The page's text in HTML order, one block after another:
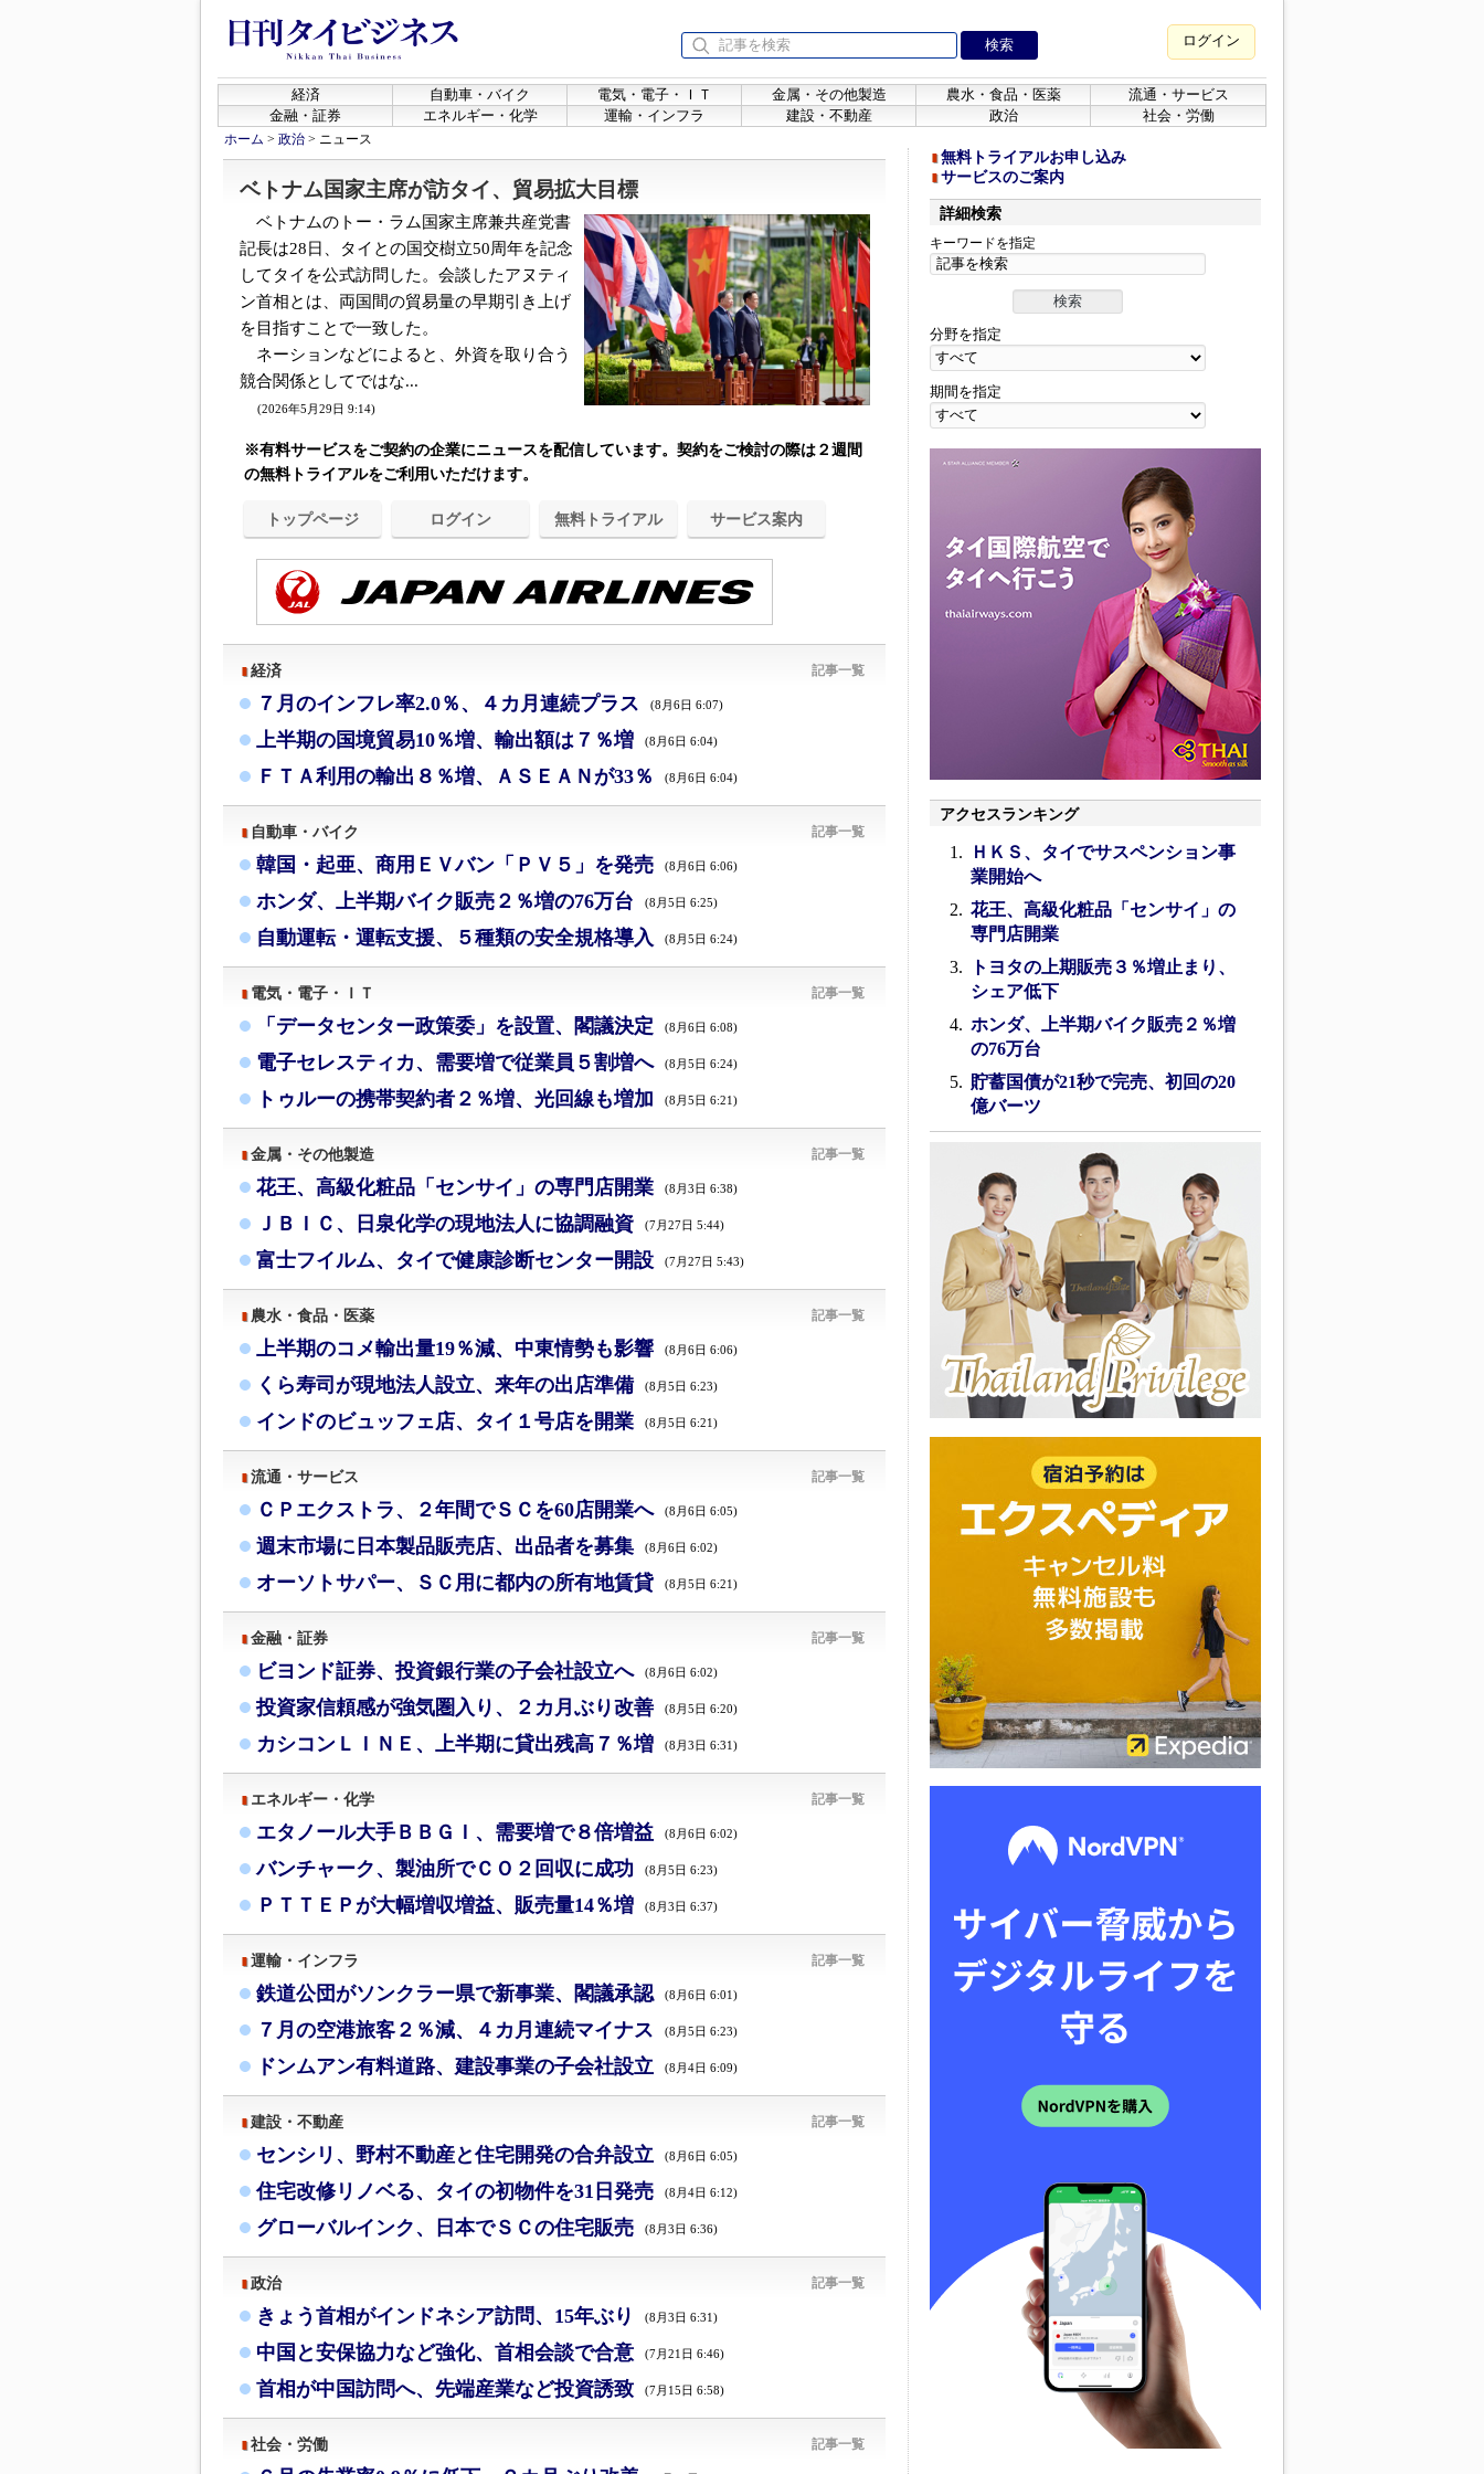
ログイン
経済 自動車・バイク 電気・電子・ＩＴ 金属・その他製造 農水・食品・医薬
流通・サービス
金融・証券
エネルギー・化学 運輸・インフラ 建設・不動産 政治 社会・労働
ホーム > 政治 > ニュース
ベトナム国家主席が訪タイ、貿易拡大目標
ベトナムのトー・ラム国家主席兼共産党書
記長は28日、タイとの国交樹立50周年を記念
してタイを公式訪問した。会談したアヌティ
ン首相とは、両国間の貿易量の早期引き上げ
を目指すことで一致した。
ネーションなどによると、外資を取り合う
競合関係としてではな...
(2026年5月29日 9:14)
※有料サービスをご契約の企業にニュースを配信しています。契約をご検討の際は２週間
の無料トライアルをご利用いただけます。
トップページ ログイン 無料トライアル サービス案内
経済 記事一覧
７月のインフレ率2.0％、４カ月連続プラス (8月6日 6:07)
上半期の国境貿易10％増、輸出額は７％増 (8月6日 6:04)
ＦＴＡ利用の輸出８％増、ＡＳＥＡＮが33％ (8月6日 6:04)
自動車・バイク 記事一覧
韓国・起亜、商用ＥＶバン「ＰＶ５」を発売 (8月6日 6:06)
ホンダ、上半期バイク販売２％増の76万台 (8月5日 6:25)
自動運転・運転支援、５種類の安全規格導入 (8月5日 6:24)
電気・電子・ＩＴ 記事一覧
「データセンター政策委」を設置、閣議決定 (8月6日 6:08)
電子セレスティカ、需要増で従業員５割増へ (8月5日 6:24)
トゥルーの携帯契約者２％増、光回線も増加 (8月5日 6:21)
金属・その他製造 記事一覧
花王、高級化粧品「センサイ」の専門店開業 (8月3日 6:38)
ＪＢＩＣ、日泉化学の現地法人に協調融資 (7月27日 5:44)
富士フイルム、タイで健康診断センター開設 (7月27日 5:43)
農水・食品・医薬 記事一覧
上半期のコメ輸出量19％減、中東情勢も影響 (8月6日 6:06)
くら寿司が現地法人設立、来年の出店準備 (8月5日 6:23)
インドのビュッフェ店、タイ１号店を開業 (8月5日 6:21)
流通・サービス 記事一覧
ＣＰエクストラ、２年間でＳＣを60店開業へ (8月6日 6:05)
週末市場に日本製品販売店、出品者を募集 (8月6日 6:02)
オーソトサパー、ＳＣ用に都内の所有地賃貸 (8月5日 6:21)
金融・証券 記事一覧
ビヨンド証券、投資銀行業の子会社設立へ (8月6日 6:02)
投資家信頼感が強気圏入り、２カ月ぶり改善 (8月5日 6:20)
カシコンＬＩＮＥ、上半期に貸出残高７％増 (8月3日 6:31)
エネルギー・化学 記事一覧
エタノール大手ＢＢＧＩ、需要増で８倍増益 (8月6日 6:02)
バンチャーク、製油所でＣＯ２回収に成功 (8月5日 6:23)
ＰＴＴＥＰが大幅増収増益、販売量14％増 (8月3日 6:37)
運輸・インフラ 記事一覧
鉄道公団がソンクラー県で新事業、閣議承認 (8月6日 6:01)
７月の空港旅客２％減、４カ月連続マイナス (8月5日 6:23)
ドンムアン有料道路、建設事業の子会社設立 (8月4日 6:09)
建設・不動産 記事一覧
センシリ、野村不動産と住宅開発の合弁設立 (8月6日 6:05)
住宅改修リノベる、タイの初物件を31日発売 (8月4日 6:12)
グローバルインク、日本でＳＣの住宅販売 (8月3日 6:36)
政治 記事一覧
きょう首相がインドネシア訪問、15年ぶり (8月3日 6:31)
中国と安保協力など強化、首相会談で合意 (7月21日 6:46)
首相が中国訪問へ、先端産業など投資誘致 (7月15日 6:58)
社会・労働 記事一覧
無料トライアルお申し込み
サービスのご案内
詳細検索
キーワードを指定
分野を指定
期間を指定
アクセスランキング
ＨＫＳ、タイでサスペンション事
業開始へ
花王、高級化粧品「センサイ」の
専門店開業
トヨタの上期販売３％増止まり、
シェア低下
ホンダ、上半期バイク販売２％増
の76万台
貯蓄国債が21秒で完売、初回の20
億バーツ